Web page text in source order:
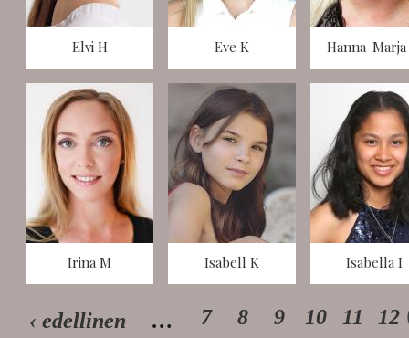
Elvi H Eve K Hanna-
Irina M Isabell K Isabella I
‹ edellinen … 7 8 9 10 11 12